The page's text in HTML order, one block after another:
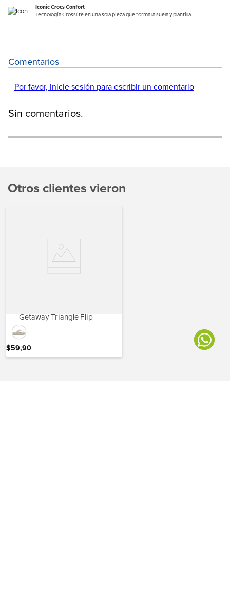
Iconic Crocs Confort
Tecnología Crosslite en una sola pieza que forma la suela y plantilla.
Comentarios
Por favor, inicie sesión para escribir un comentario
Sin comentarios.
Otros clientes vieron
Getaway Triangle Flip
$59,90